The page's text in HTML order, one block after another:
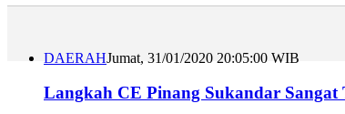
DAERAHJumat, 31/01/2020 20:05:00 WIB
Langkah CE Pinang Sukandar Sangat